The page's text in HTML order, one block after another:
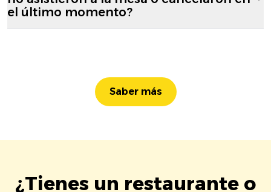
el último momento?
Saber más
¿Tienes un restaurante o